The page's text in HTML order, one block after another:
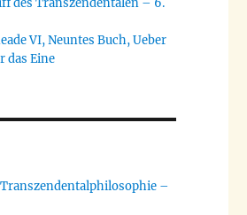
des Transzendentalen – 6.
VI, Neuntes Buch, Ueber
das Eine
–